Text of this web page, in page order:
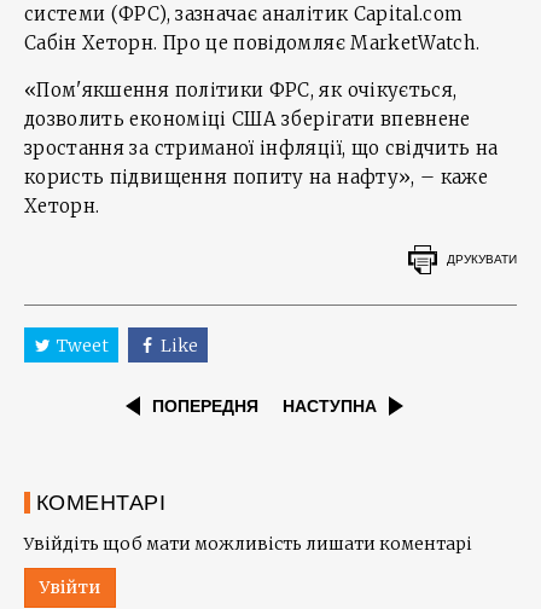
системи (ФРС), зазначає аналітик Capital.com
Сабін Хеторн. Про це повідомляє MarketWatch.
«Пом'якшення політики ФРС, як очікується,
дозволить економіці США зберігати впевнене
зростання за стриманої інфляції, що свідчить на
користь підвищення попиту на нафту», – каже
Хеторн.
ДРУКУВАТИ
Tweet Like
ПОПЕРЕДНЯ НАСТУПНА
КОМЕНТАРІ
Увійдіть щоб мати можливість лишати коментарі
Увійти